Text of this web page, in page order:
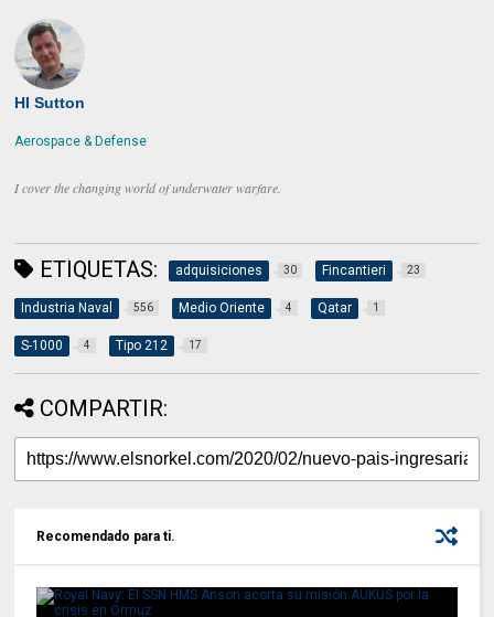
HI Sutton
Aerospace & Defense
I cover the changing world of underwater warfare.
ETIQUETAS: adquisiciones 30 Fincantieri 23
Industria Naval 556 Medio Oriente 4 Qatar 1
S-1000 4 Tipo 212 17
COMPARTIR:
Recomendado para ti.